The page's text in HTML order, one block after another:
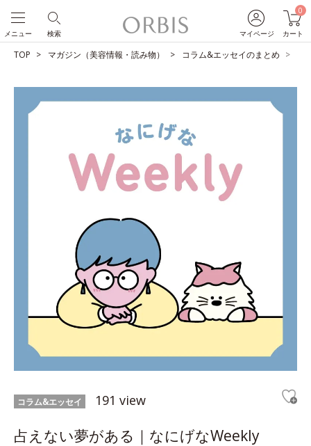
マイページ
0
カート
検索
メニュー
TOP マガジン（美容情報・読み物） コラム&エッセイのまとめ
コラム&エッセイ 191 view
占えない夢がある｜なにげなWeekly